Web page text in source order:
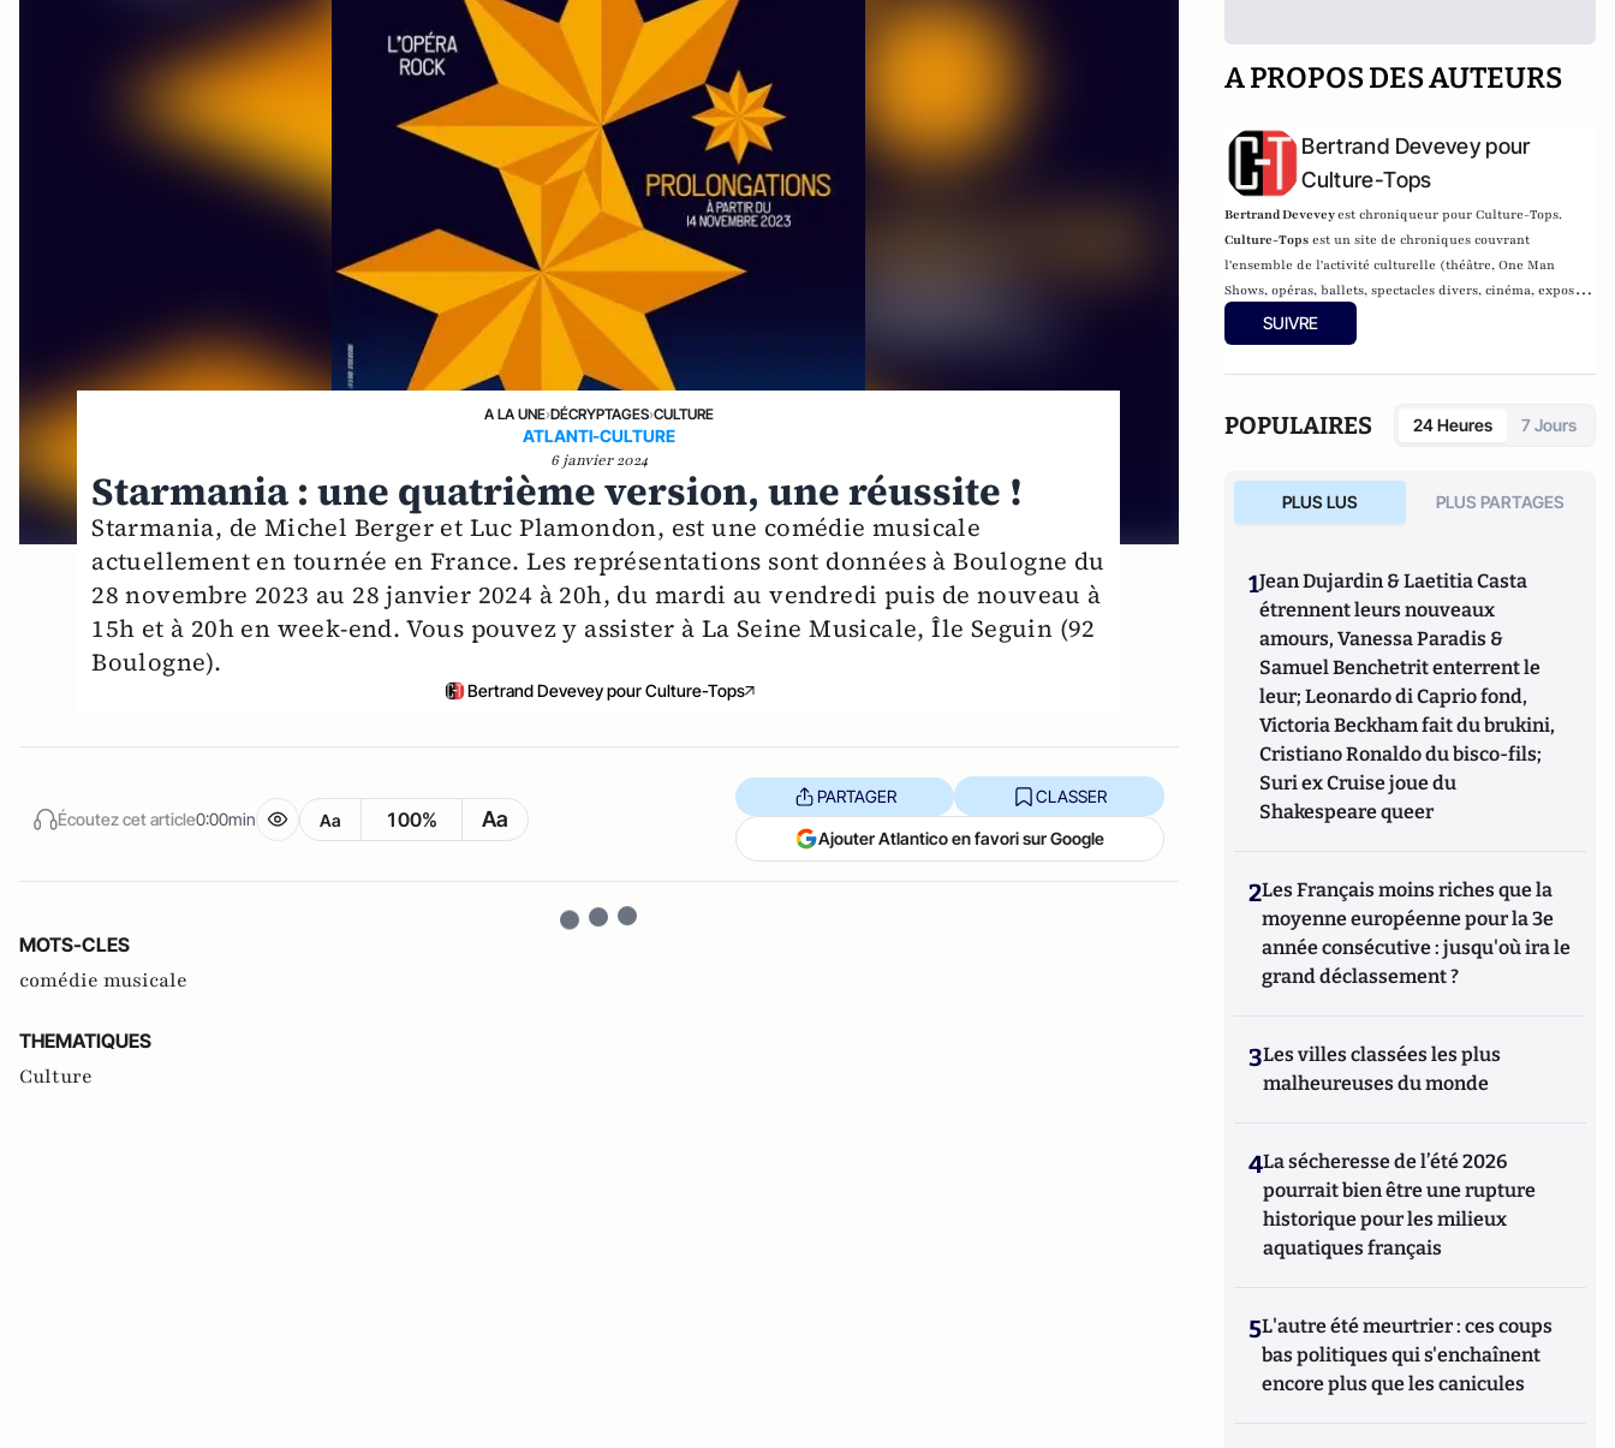
A LA UNE›DÉCRYPTAGES›CULTURE
ATLANTI-CULTURE
6 janvier 2024
Starmania : une quatrième version, une réussite !
Starmania, de Michel Berger et Luc Plamondon, est une comédie musicale
actuellement en tournée en France. Les représentations sont données à Boulogne du
28 novembre 2023 au 28 janvier 2024 à 20h, du mardi au vendredi puis de nouveau à
15h et à 20h en week-end. Vous pouvez y assister à La Seine Musicale, Île Seguin (92
Boulogne).
Bertrand Devevey pour Culture-Tops
Écoutez cet article0:00min Aa 100% Aa
PARTAGER CLASSER
Ajouter Atlantico en favori sur Google
MOTS-CLES
comédie musicale
THEMATIQUES
Culture
A PROPOS DES AUTEURS
Bertrand Devevey pour
Culture-Tops
Bertrand Deveveyest chroniqueur pour Culture-Tops.
Culture-Tops est un site de chroniques couvrant
l'ensemble de l'activité culturelle (théâtre, One Man
Shows, opéras, ballets, spectacles divers, cinéma, expos,
livres, etc.).
SUIVRE
POPULAIRES 24 Heures 7 Jours
PLUS LUS PLUS PARTAGES
1Jean Dujardin & Laetitia Casta
étrennent leurs nouveaux
amours, Vanessa Paradis &
Samuel Benchetrit enterrent le
leur; Leonardo di Caprio fond,
Victoria Beckham fait du brukini,
Cristiano Ronaldo du bisco-fils;
Suri ex Cruise joue du
Shakespeare queer
2Les Français moins riches que la
moyenne européenne pour la 3e
année consécutive : jusqu'où ira le
grand déclassement ?
3Les villes classées les plus
malheureuses du monde
4La sécheresse de l’été 2026
pourrait bien être une rupture
historique pour les milieux
aquatiques français
5L'autre été meurtrier : ces coups
bas politiques qui s'enchaînent
encore plus que les canicules